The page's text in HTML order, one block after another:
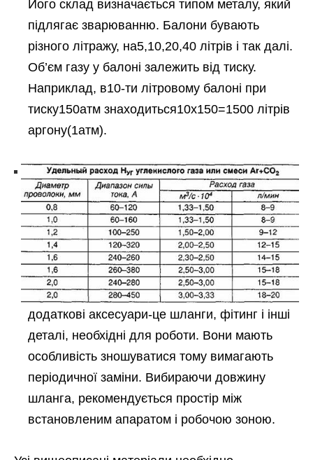
Його склад визначається типом металу, який
підлягає зварюванню. Балони бувають
різного літражу, на5,10,20,40 літрів і так далі.
Об’єм газу у балоні залежить від тиску.
Наприклад, в10-ти літровому балоні при
тиску150атм знаходиться10х150=1500 літрів
аргону(1атм).
додаткові аксесуари-це шланги, фітинг і інші
деталі, необхідні для роботи. Вони мають
особливість зношуватися тому вимагають
періодичної заміни. Вибираючи довжину
шланга, рекомендується простір між
встановленим апаратом і робочою зоною.